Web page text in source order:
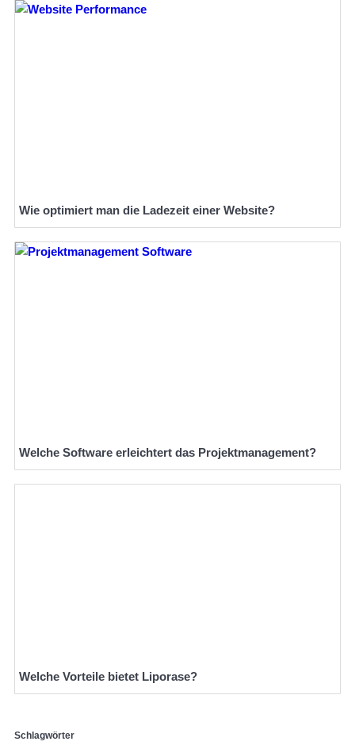
Wie optimiert man die Ladezeit einer Website?
Welche Software erleichtert das Projektmanagement?
Welche Vorteile bietet Liporase?
Schlagwörter